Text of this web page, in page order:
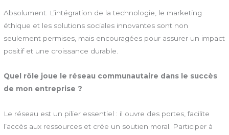
Absolument. L’intégration de la technologie, le marketing
éthique et les solutions sociales innovantes sont non
seulement permises, mais encouragées pour assurer un impact
positif et une croissance durable.
Quel rôle joue le réseau communautaire dans le succès
de mon entreprise ?
Le réseau est un pilier essentiel : il ouvre des portes, facilite
l’accès aux ressources et crée un soutien moral. Participer à